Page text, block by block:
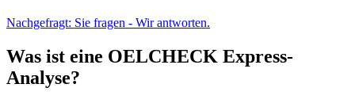
Nachgefragt: Sie fragen - Wir antworten.
Was ist eine OELCHECK Express-
Analyse?